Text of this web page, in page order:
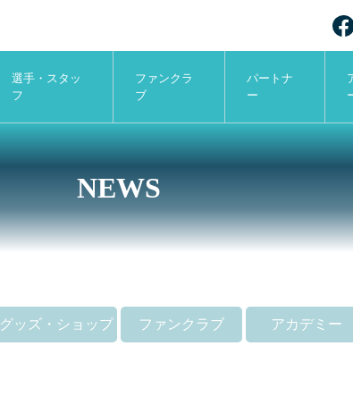
選手・スタッ
フ
ファンクラ
ブ
パートナ
ー
NEWS
グッズ・ショップ ファンクラブ アカデミー